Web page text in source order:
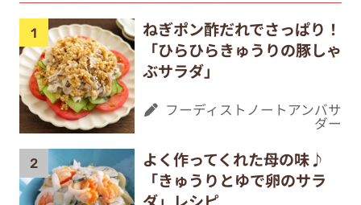
ねぎポン酢だれでさっぱり！
「ひらひらきゅうりの豚しゃ
ぶサラダ」
フーディストノートアンバサ
ダー
よく作ってくれた母の味♪
「きゅうりとゆで卵のサラ